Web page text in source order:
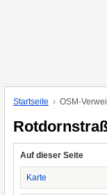
Startseite OSM-
Auf dieser Seite
Karte